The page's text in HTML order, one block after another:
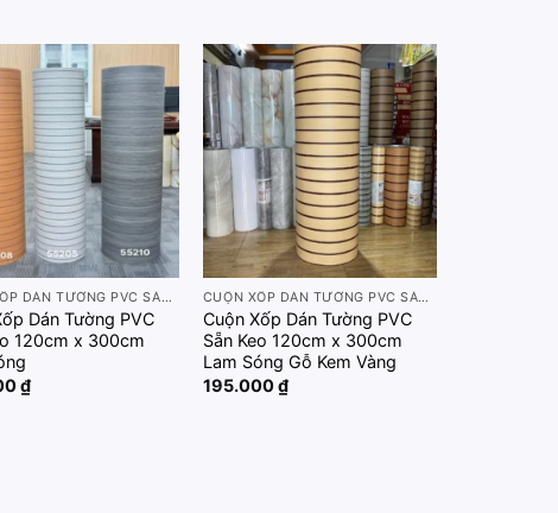
Add to
wishlist
CUỘN XỐP DÁN TƯỜNG PVC SẴN KEO 120CM X 300CM
Dán Tường PVC
120cm x 300cm
₫
Add to
wishlist
CUỘN XỐP DÁN TƯỜNG PVC SẴN KEO 120CM X 300CM
Cuộn Xốp Dán Tường PVC
Sẵn Keo 120cm x 300cm
Lam Sóng Gỗ Kem Vàng
195.000₫